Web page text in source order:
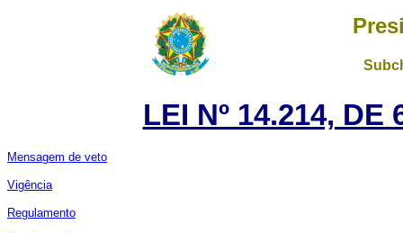
LEI Nº 14.214, DE
Mensagem de veto
Vigência
Regulamento